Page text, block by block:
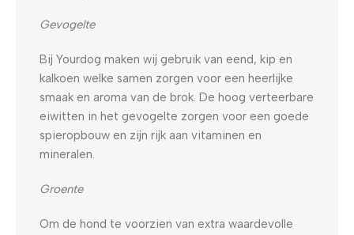
Gevogelte
Bij Yourdog maken wij gebruik van eend, kip en
kalkoen welke samen zorgen voor een heerlijke
smaak en aroma van de brok. De hoog verteerbare
eiwitten in het gevogelte zorgen voor een goede
spieropbouw en zijn rijk aan vitaminen en
mineralen.
Groente
Om de hond te voorzien van extra waardevolle